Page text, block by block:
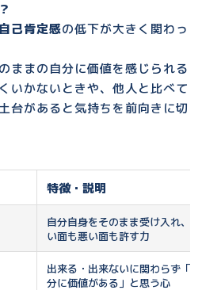
自己肯定感の低下が大きく関わっ
のままの自分に価値を感じられる
いかないときや、他人と比べて
台があると気持ちを前向きに切
特徴・説明
自分自身をそのまま受け入れ、良
い面も悪い面も許す力
出来る・出来ないに関わらず「自
分に価値がある」と思う心